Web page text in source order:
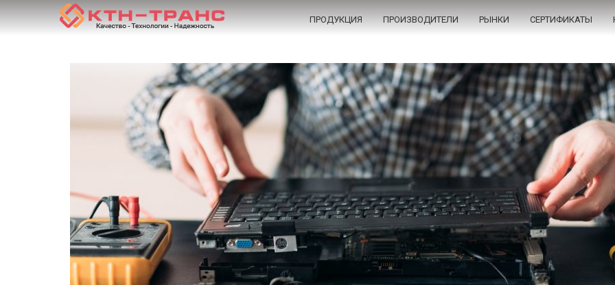
ПРОДУКЦИЯ ПРОИЗВОДИТЕЛИ РЫНКИ СЕРТИФИКАТЫ